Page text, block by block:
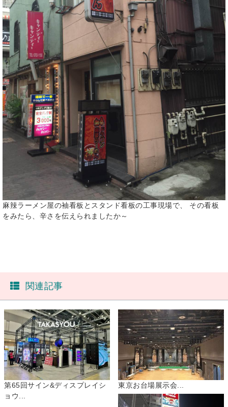
麻辣ラーメン屋の袖看板とスタンド看板の工事現場で、 その看板
をみたら、辛さを伝えられましたか～
関連記事
第65回サイン&ディスプレイシ
ョウ...
東京お台場展示会...